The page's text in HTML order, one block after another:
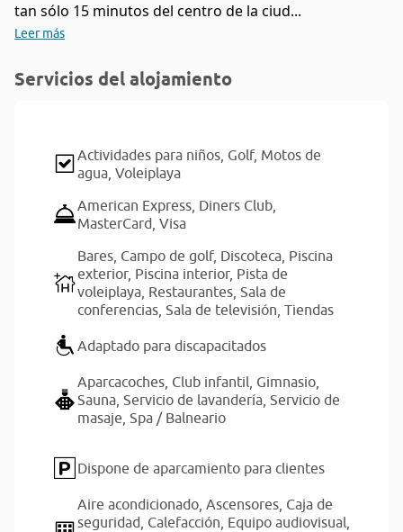
tan sólo 15 minutos del centro de la ciud...
Leer más
Servicios del alojamiento
Actividades para niños, Golf, Motos de
agua, Voleiplaya
American Express, Diners Club,
MasterCard, Visa
Bares, Campo de golf, Discoteca, Piscina
exterior, Piscina interior, Pista de
voleiplaya, Restaurantes, Sala de
conferencias, Sala de televisión, Tiendas
Adaptado para discapacitados
Aparcacoches, Club infantil, Gimnasio,
Sauna, Servicio de lavandería, Servicio de
masaje, Spa / Balneario
Dispone de aparcamiento para clientes
Aire acondicionado, Ascensores, Caja de
seguridad, Calefacción, Equipo audiovisual,